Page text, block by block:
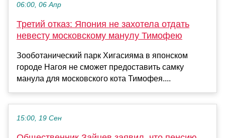
06:00, 06 Апр
Третий отказ: Япония не захотела отдать
невесту московскому манулу Тимофею
Зооботанический парк Хигасияма в японском
городе Нагоя не сможет предоставить самку
манула для московского кота Тимофея....
15:00, 19 Сен